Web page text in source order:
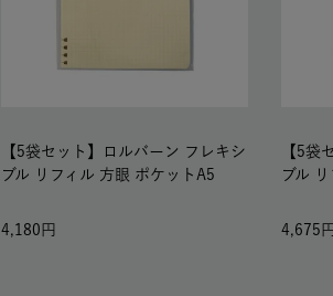
【5袋セット】ロルバーン フレキシ
ブル リフィル 方眼 ポケットA5
4,180
【5袋
ブル
4,675